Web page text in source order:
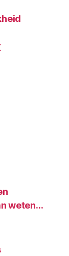
weten…